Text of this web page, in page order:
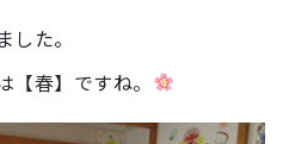
た。
春】ですね。